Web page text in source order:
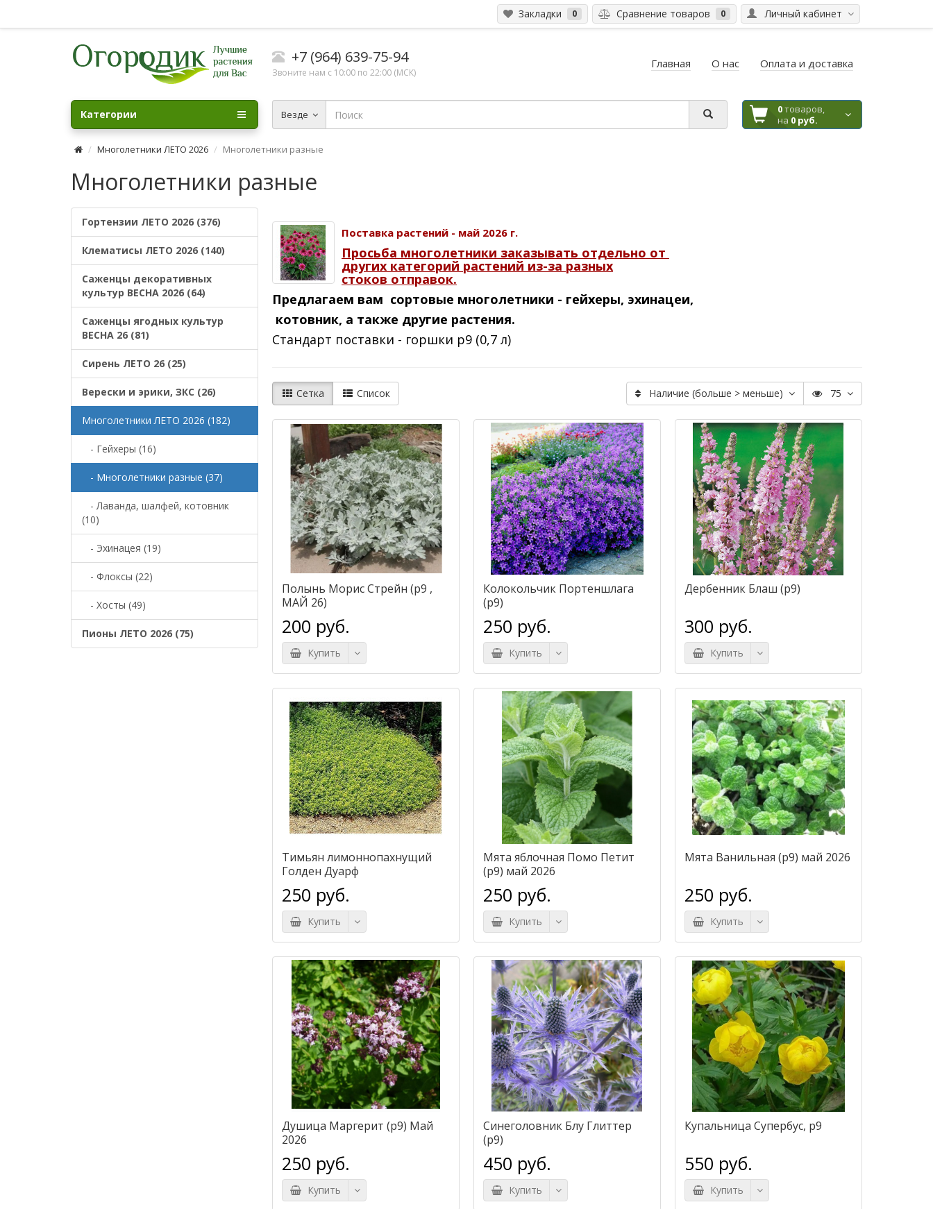
Личный кабинет
Закладки 0 Сравнение товаров 0
+7 (964) 639-75-94
Звоните нам с 10:00 по 22:00 (МСК)
Главная О нас Оплата и доставка
Везде 0товаров,
на 0 руб.
Категории
Многолетники ЛЕТО 2026 Многолетники разные
Многолетники разные
Гортензии ЛЕТО 2026 (376)
Клематисы ЛЕТО 2026 (140)
Саженцы декоративных
культур ВЕСНА 2026 (64)
Саженцы ягодных культур
ВЕСНА 26 (81)
Сирень ЛЕТО 26 (25)
Верески и эрики, ЗКС (26)
Многолетники ЛЕТО 2026 (182)
- Гейхеры (16)
- Многолетники разные (37)
- Лаванда, шалфей, котовник
(10)
- Эхинацея (19)
- Флоксы (22)
- Хосты (49)
Пионы ЛЕТО 2026 (75)
Поставка растений - май 2026 г.
Просьба многолетники заказывать отдельно от
других категорий растений из-за разных
стоков отправок.
Предлагаем вам сортовые многолетники - гейхеры, эхинацеи,
котовник, а также другие растения.
Стандарт поставки - горшки р9 (0,7 л)
Сетка Список Наличие (больше > меньше) 75
Полынь Морис Стрейн (р9 ,
МАЙ 26)
200 руб.
Купить
Колокольчик Портеншлага
(р9)
250 руб.
Купить
Дербенник Блаш (р9)
300 руб.
Купить
Тимьян лимоннопахнущий
Голден Дуарф
250 руб.
Купить
Мята яблочная Помо Петит
(р9) май 2026
250 руб.
Купить
Мята Ванильная (р9) май 2026
250 руб.
Купить
Душица Маргерит (р9) Май
2026
250 руб.
Купить
Синеголовник Блу Глиттер
(р9)
450 руб.
Купить
Купальница Супербус, р9
550 руб.
Купить